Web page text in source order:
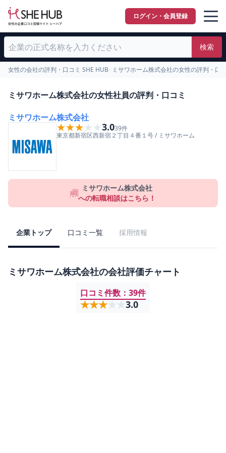
ログイン・会員登録
検索
女性の会社の評判・口コミ SHE HUB ミサワホーム株式会社の女性の評判・口
ミサワホーム株式会社の女性社員の評判・口コミ
ミサワホーム株式会社
★★★★★
★★★★★3.039件
東京都新宿区西新宿２丁目４番１号/ ミサワホーム
ミサワホーム株式会社
への転職相談はこちら！
企業トップ 口コミ一覧 採用情報
ミサワホーム株式会社の会社評価チャート
口コミ件数： 39件
★★★★★
★★★★★ 3.0